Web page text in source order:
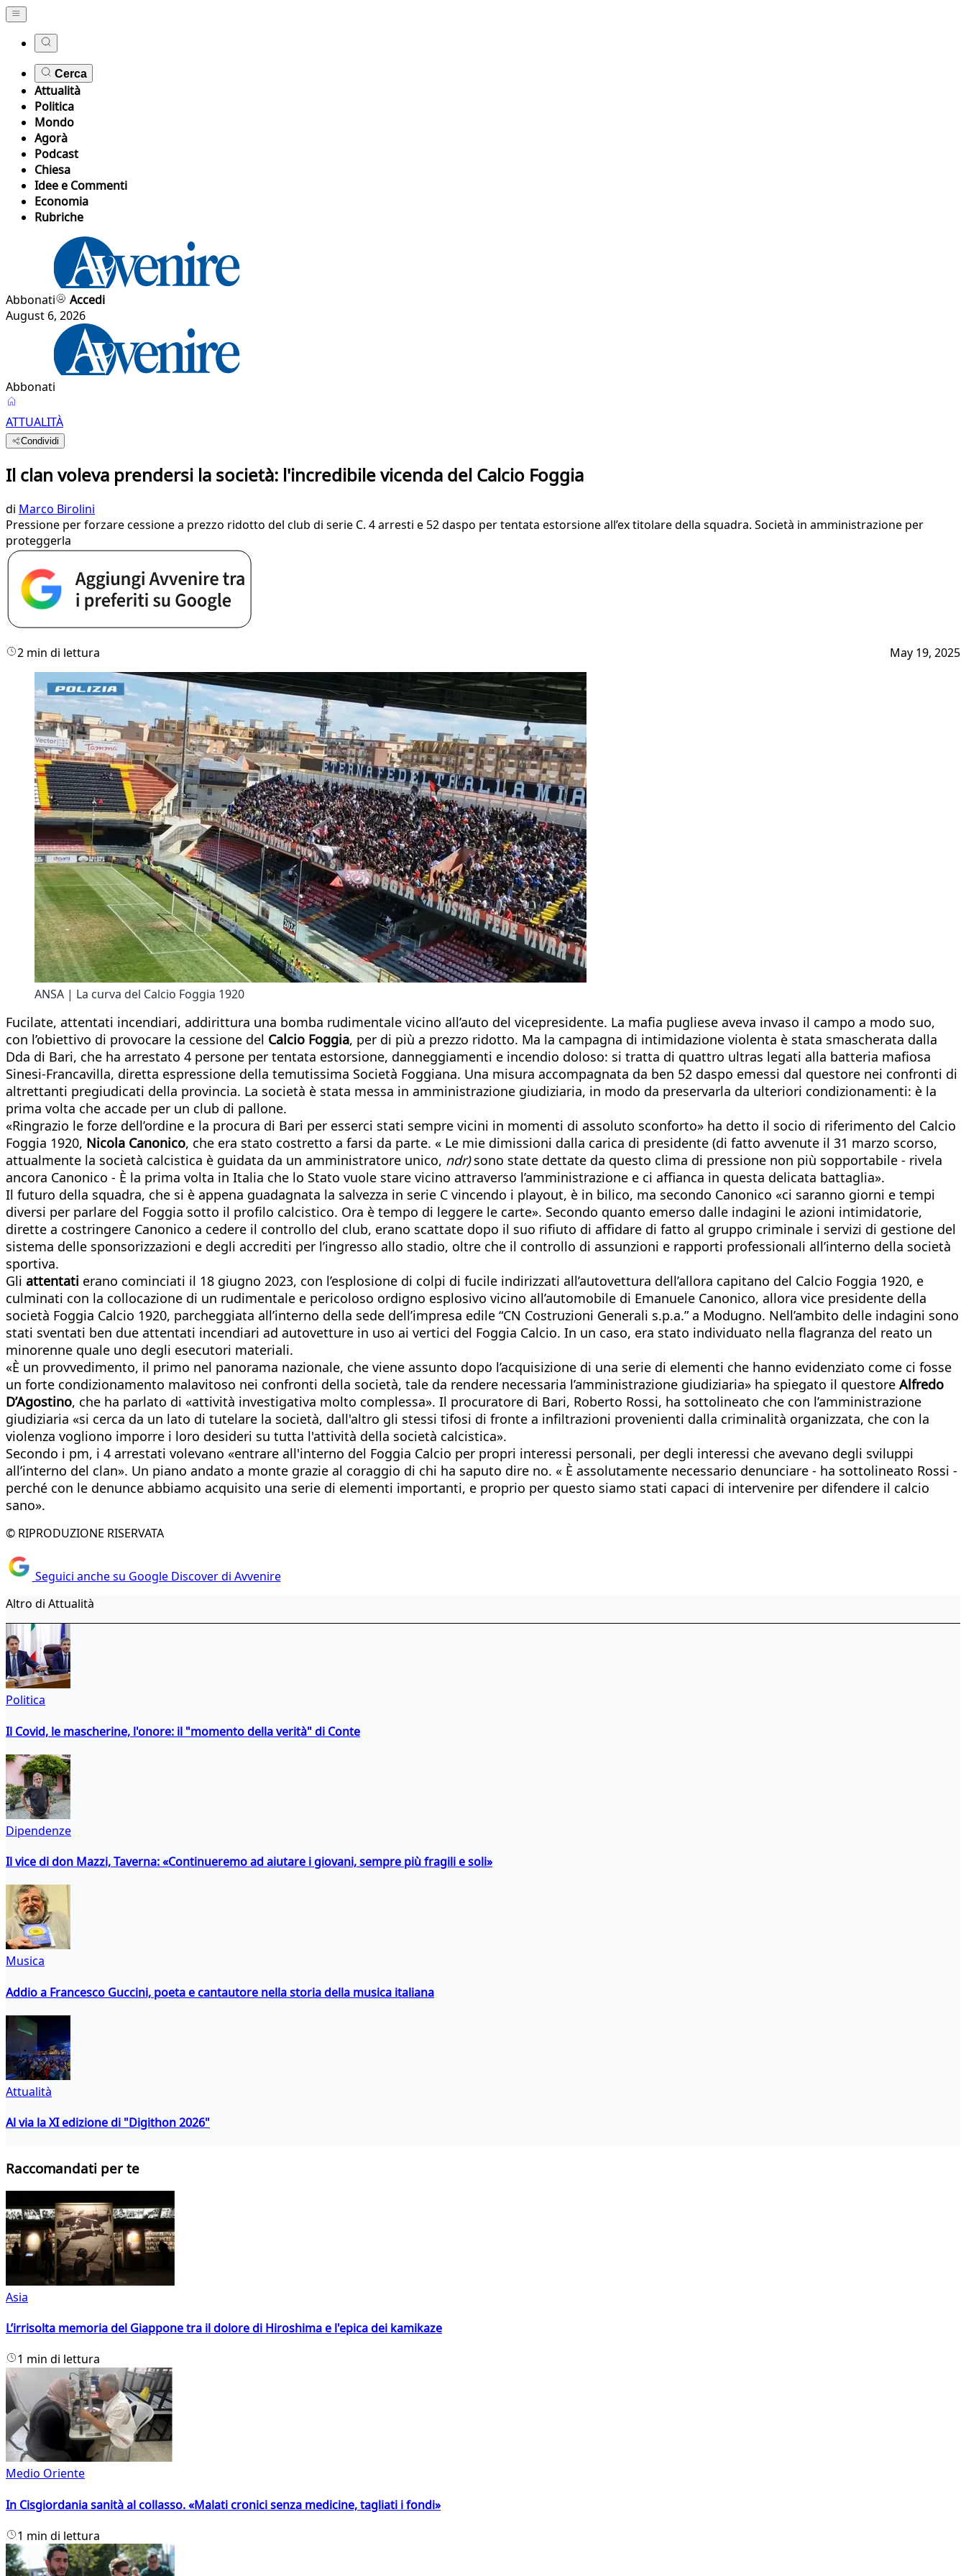
Cerca
Attualità
Politica
Mondo
Agorà
Podcast
Chiesa
Idee e Commenti
Economia
Rubriche
Abbonati
Accedi
August 6, 2026
Abbonati
ATTUALITÀ
Condividi
Il clan voleva prendersi la società: l'incredibile vicenda del Calcio Foggia
di Marco Birolini
Pressione per forzare cessione a prezzo ridotto del club di serie C. 4 arresti e 52 daspo per tentata estorsione all’ex titolare della squadra. Società in amministrazione per
proteggerla
2 min di lettura May 19, 2025
ANSA | La curva del Calcio Foggia 1920
Fucilate, attentati incendiari, addirittura una bomba rudimentale vicino all’auto del vicepresidente. La mafia pugliese aveva invaso il campo a modo suo,
con l’obiettivo di provocare la cessione del Calcio Foggia, per di più a prezzo ridotto. Ma la campagna di intimidazione violenta è stata smascherata dalla
Dda di Bari, che ha arrestato 4 persone per tentata estorsione, danneggiamenti e incendio doloso: si tratta di quattro ultras legati alla batteria mafiosa
Sinesi-Francavilla, diretta espressione della temutissima Società Foggiana. Una misura accompagnata da ben 52 daspo emessi dal questore nei confronti di
altrettanti pregiudicati della provincia. La società è stata messa in amministrazione giudiziaria, in modo da preservarla da ulteriori condizionamenti: è la
prima volta che accade per un club di pallone.
«Ringrazio le forze dell’ordine e la procura di Bari per esserci stati sempre vicini in momenti di assoluto sconforto» ha detto il socio di riferimento del Calcio
Foggia 1920, Nicola Canonico, che era stato costretto a farsi da parte. « Le mie dimissioni dalla carica di presidente (di fatto avvenute il 31 marzo scorso,
attualmente la società calcistica è guidata da un amministratore unico, ndr)sono state dettate da questo clima di pressione non più sopportabile - rivela
ancora Canonico - È la prima volta in Italia che lo Stato vuole stare vicino attraverso l’amministrazione e ci affianca in questa delicata battaglia».
Il futuro della squadra, che si è appena guadagnata la salvezza in serie C vincendo i playout, è in bilico, ma secondo Canonico «ci saranno giorni e tempi
diversi per parlare del Foggia sotto il profilo calcistico. Ora è tempo di leggere le carte». Secondo quanto emerso dalle indagini le azioni intimidatorie,
dirette a costringere Canonico a cedere il controllo del club, erano scattate dopo il suo rifiuto di affidare di fatto al gruppo criminale i servizi di gestione del
sistema delle sponsorizzazioni e degli accrediti per l’ingresso allo stadio, oltre che il controllo di assunzioni e rapporti professionali all’interno della società
sportiva.
Gli attentati erano cominciati il 18 giugno 2023, con l’esplosione di colpi di fucile indirizzati all’autovettura dell’allora capitano del Calcio Foggia 1920, e
culminati con la collocazione di un rudimentale e pericoloso ordigno esplosivo vicino all’automobile di Emanuele Canonico, allora vice presidente della
società Foggia Calcio 1920, parcheggiata all’interno della sede dell’impresa edile “CN Costruzioni Generali s.p.a.” a Modugno. Nell’ambito delle indagini sono
stati sventati ben due attentati incendiari ad autovetture in uso ai vertici del Foggia Calcio. In un caso, era stato individuato nella flagranza del reato un
minorenne quale uno degli esecutori materiali.
«È un provvedimento, il primo nel panorama nazionale, che viene assunto dopo l’acquisizione di una serie di elementi che hanno evidenziato come ci fosse
un forte condizionamento malavitoso nei confronti della società, tale da rendere necessaria l’amministrazione giudiziaria» ha spiegato il questore Alfredo
D’Agostino, che ha parlato di «attività investigativa molto complessa». Il procuratore di Bari, Roberto Rossi, ha sottolineato che con l’amministrazione
giudiziaria «si cerca da un lato di tutelare la società, dall'altro gli stessi tifosi di fronte a infiltrazioni provenienti dalla criminalità organizzata, che con la
violenza vogliono imporre i loro desideri su tutta l'attività della società calcistica».
Secondo i pm, i 4 arrestati volevano «entrare all'interno del Foggia Calcio per propri interessi personali, per degli interessi che avevano degli sviluppi
all’interno del clan». Un piano andato a monte grazie al coraggio di chi ha saputo dire no. « È assolutamente necessario denunciare - ha sottolineato Rossi -
perché con le denunce abbiamo acquisito una serie di elementi importanti, e proprio per questo siamo stati capaci di intervenire per difendere il calcio
sano».
© RIPRODUZIONE RISERVATA
Seguici anche su Google Discover di Avvenire
Altro di Attualità
Politica
Il Covid, le mascherine, l'onore: il "momento della verità" di Conte
Dipendenze
Il vice di don Mazzi, Taverna: «Continueremo ad aiutare i giovani, sempre più fragili e soli»
Musica
Addio a Francesco Guccini, poeta e cantautore nella storia della musica italiana
Attualità
Al via la XI edizione di "Digithon 2026"
Raccomandati per te
Asia
L’irrisolta memoria del Giappone tra il dolore di Hiroshima e l'epica dei kamikaze
1 min di lettura
Medio Oriente
In Cisgiordania sanità al collasso. «Malati cronici senza medicine, tagliati i fondi»
1 min di lettura